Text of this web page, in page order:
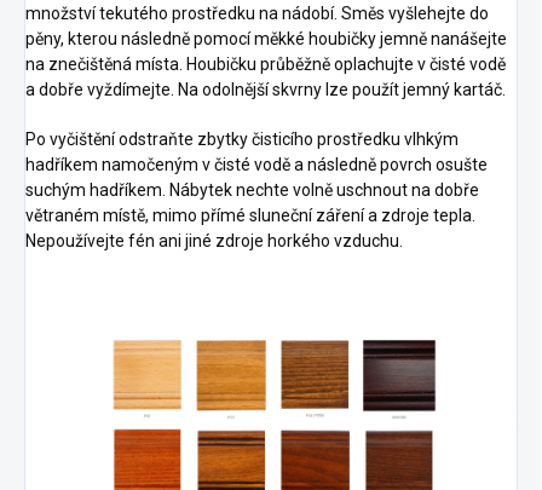
množství tekutého prostředku na nádobí. Směs vyšlehejte do
pěny, kterou následně pomocí měkké houbičky jemně nanášejte
na znečištěná místa. Houbičku průběžně oplachujte v čisté vodě
a dobře vyždímejte. Na odolnější skvrny lze použít jemný kartáč.
Po vyčištění odstraňte zbytky čisticího prostředku vlhkým
hadříkem namočeným v čisté vodě a následně povrch osušte
suchým hadříkem. Nábytek nechte volně uschnout na dobře
větraném místě, mimo přímé sluneční záření a zdroje tepla.
Nepoužívejte fén ani jiné zdroje horkého vzduchu.